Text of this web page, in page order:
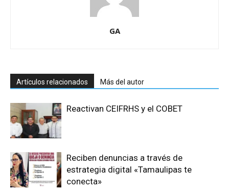
GA
Artículos relacionados Más del autor
Reactivan CEIFRHS y el COBET
Reciben denuncias a través de
estrategia digital «Tamaulipas te
conecta»